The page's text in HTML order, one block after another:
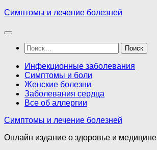
Перейти
содержимому
Симптомы и лечение болезней
Найти:
Инфекционные заболевания
Симптомы и боли
Женские болезни
Заболевания сердца
Все об аллергии
Симптомы и лечение болезней
Онлайн издание о здоровье и медицине